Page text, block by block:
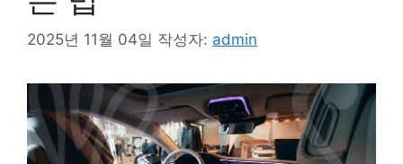
2025년 11월 04일 작성자: admin